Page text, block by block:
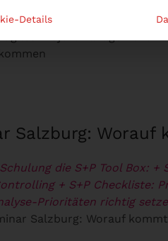
passt zu Deinem Projekt?
Projektmanagement
Salzburg:
die S+P Tool Box: +
+ S+P Checkliste:
Prioritäten richtig
Salzburg: Worauf
Details